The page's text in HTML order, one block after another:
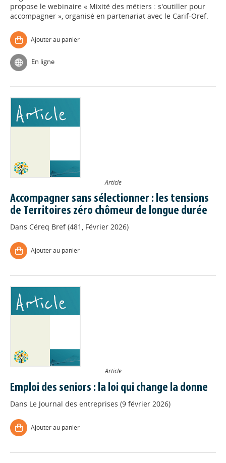
propose le webinaire « Mixité des métiers : s'outiller pour
accompagner », organisé en partenariat avec le Carif-Oref.
Ajouter au panier
En ligne
Article
Accompagner sans sélectionner : les tensions
de Territoires zéro chômeur de longue durée
Dans Céreq Bref (481, Février 2026)
Ajouter au panier
Article
Emploi des seniors : la loi qui change la donne
Dans Le Journal des entreprises (9 février 2026)
Ajouter au panier